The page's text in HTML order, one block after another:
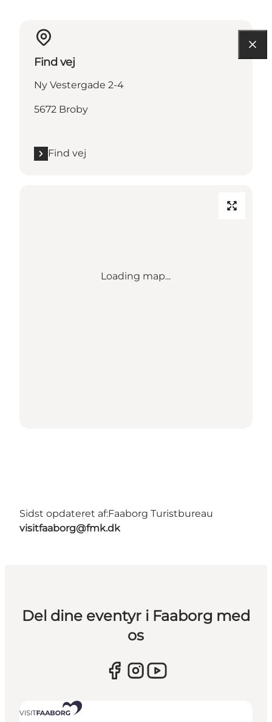
Find vej
Ny Vestergade 2-4
5672 Broby
Find vej
Loading map...
Sidst opdateret af:Faaborg Turistbureau
visitfaaborg@fmk.dk
Del dine eventyr i Faaborg med
os